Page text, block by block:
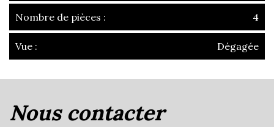
Nombre de pièces : 4
Vue : Dégagée
nous contacter